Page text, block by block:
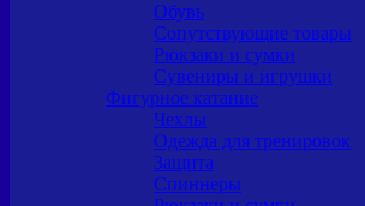
Обувь
Сопутствующие товары
Рюкзаки и сумки
Сувениры и игрушки
Фигурное катание
Чехлы
Одежда для тренировок
Защита
Спиннеры